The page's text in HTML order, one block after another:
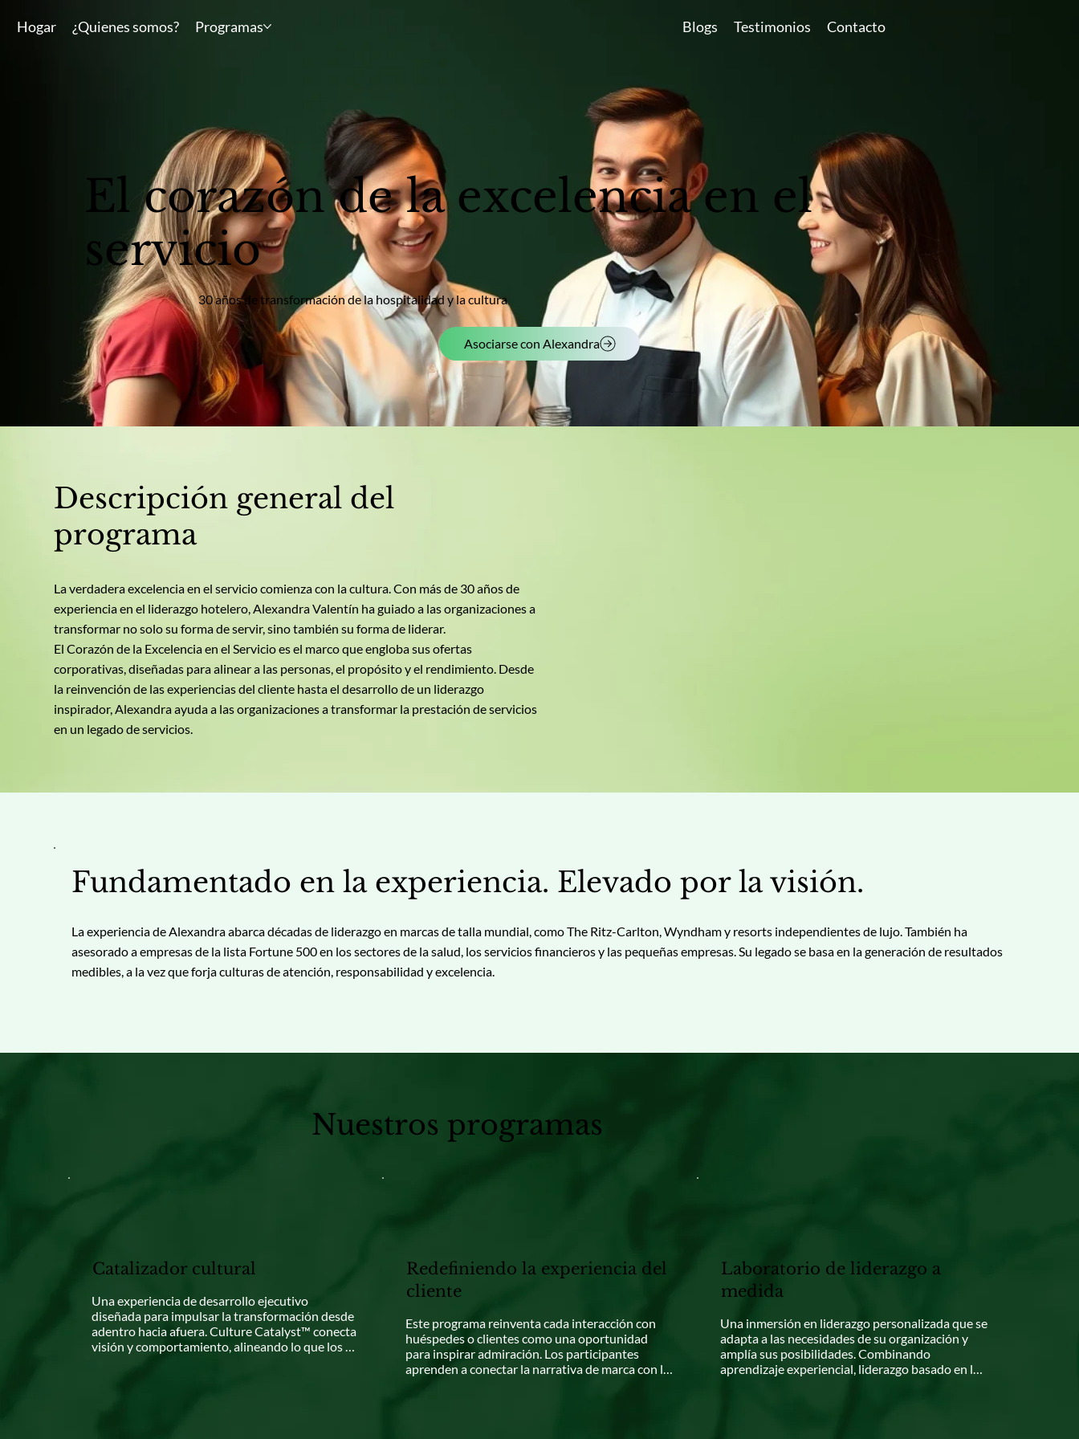
Hogar ¿Quienes somos? Programas Blogs Testimonios Contacto
El corazón de la excelencia en el
servicio
30 años de transformación de la hospitalidad y la cultura
Asociarse con Alexandra
Fundamentado en la experiencia. Elevado por la visión.
La experiencia de Alexandra abarca décadas de liderazgo en marcas de talla mundial, como The Ritz-Carlton, Wyndham y resorts independientes de lujo. También ha
asesorado a empresas de la lista Fortune 500 en los sectores de la salud, los servicios financieros y las pequeñas empresas. Su legado se basa en la generación de resultados
medibles, a la vez que forja culturas de atención, responsabilidad y excelencia.
Nuestros programas
Catalizador cultural
Una experiencia de desarrollo ejecutivo
diseñada para impulsar la transformación desde
adentro hacia afuera. Culture Catalyst™ conecta
visión y comportamiento, alineando lo que los
Redefiniendo la experiencia del
cliente
Este programa reinventa cada interacción con
huéspedes o clientes como una oportunidad
para inspirar admiración. Los participantes
aprenden a conectar la narrativa de marca con la
Laboratorio de liderazgo a
medida
Una inmersión en liderazgo personalizada que se
adapta a las necesidades de su organización y
amplía sus posibilidades. Combinando
aprendizaje experiencial, liderazgo basado en la
Descripción general del
programa
La verdadera excelencia en el servicio comienza con la cultura. Con más de 30 años de
experiencia en el liderazgo hotelero, Alexandra Valentín ha guiado a las organizaciones a
transformar no solo su forma de servir, sino también su forma de liderar.
El Corazón de la Excelencia en el Servicio es el marco que engloba sus ofertas
corporativas, diseñadas para alinear a las personas, el propósito y el rendimiento. Desde
la reinvención de las experiencias del cliente hasta el desarrollo de un liderazgo
inspirador, Alexandra ayuda a las organizaciones a transformar la prestación de servicios
en un legado de servicios.